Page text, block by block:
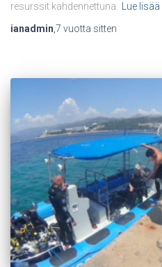
resurssit kahdennettuna. Lue lisää
ianadmin,7 vuotta sitten